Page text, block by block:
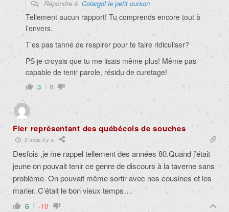
Répondre à Colargol le petit ourson
Tellement aucun rapport! Tu comprends encore tout à
l’envers.
T’es pas tanné de respirer pour te faire ridiculiser?
PS je croyais que tu me lisais même plus! Même pas
capable de tenir parole, résidu de curetage!
3 0
Fier représentant des québécois de souches
2 mois il y a
Desfois ,je me rappel tellement des années 80.Quand j’était
jeune on pouvait tenir ce genre de discours à la taverne sans
problème. On pouvait même sortir avec nos cousines et les
marier. C’était le bon vieux temps…
6 -10